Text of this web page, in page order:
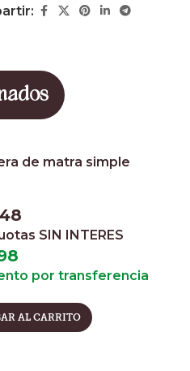
de matra simple
SIN INTERES
por transferencia
AL CARRITO